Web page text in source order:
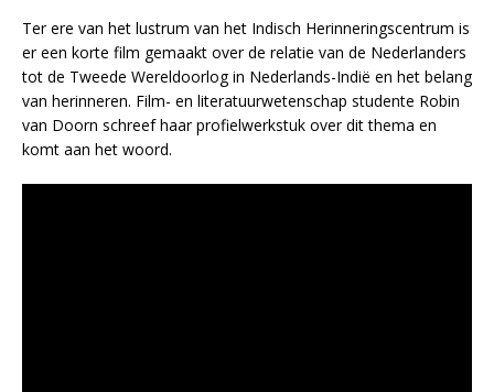
Ter ere van het lustrum van het Indisch Herinneringscentrum is
er een korte film gemaakt over de relatie van de Nederlanders
tot de Tweede Wereldoorlog in Nederlands-Indië en het belang
van herinneren. Film- en literatuurwetenschap studente Robin
van Doorn schreef haar profielwerkstuk over dit thema en
komt aan het woord.